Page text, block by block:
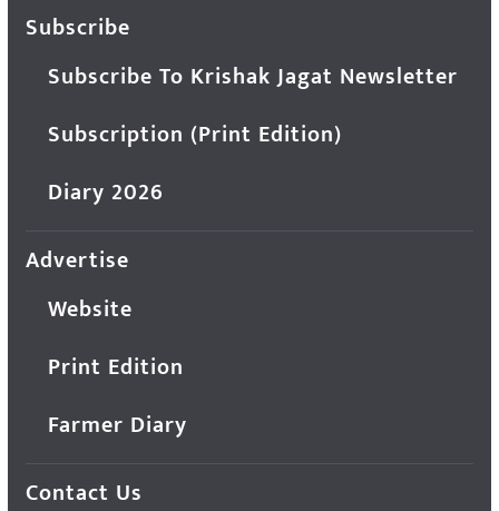
Subscribe
Subscribe To Krishak Jagat Newsletter
Subscription (Print Edition)
Diary 2026
Advertise
Website
Print Edition
Farmer Diary
Contact Us